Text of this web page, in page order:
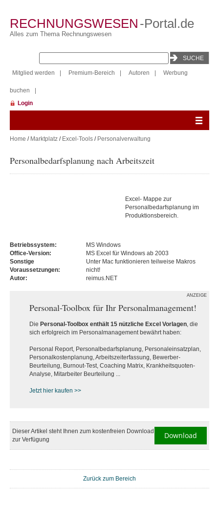
RECHNUNGSWESEN -Portal.de
Alles zum Thema Rechnungswesen
Mitglied werden Premium-Bereich Autoren Werbung
buchen
Login
Home / Marktplatz / Excel-Tools / Personalverwaltung
Personalbedarfsplanung nach Arbeitszeit
Excel- Mappe zur
Personalbedarfsplanung im
Produktionsbereich.
Betriebssystem:
MS Windows
Office-Version:
MS Excel für Windows ab 2003
Sonstige
Voraussetzungen:
Unter Mac funktionieren teilweise Makros
nicht!
Autor:
reimus.NET
ANZEIGE
Personal-Toolbox für Ihr Personalmanagement!
Die Personal-Toolbox enthält 15 nützliche Excel Vorlagen, die
sich erfolgreich im Personalmanagement bewährt haben:
Personal Report, Personalbedarfsplanung, Personaleinsatzplan,
Personalkostenplanung, Arbeitszeiterfassung, Bewerber-
Beurteilung, Burnout-Test, Coaching Matrix, Krankheitsquoten-
Analyse, Mitarbeiter Beurteilung ...
Jetzt hier kaufen >>
Dieser Artikel steht Ihnen zum kostenfreien Download
zur Verfügung
Download
Zurück zum Bereich